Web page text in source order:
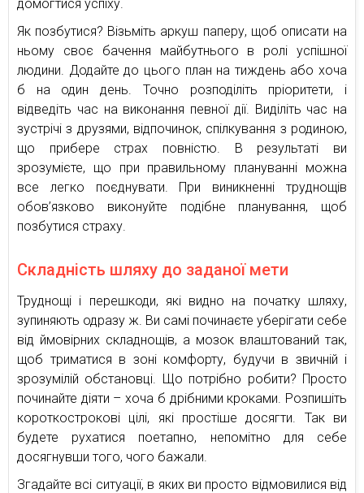
домогтися успіху.
Як позбутися? Візьміть аркуш паперу, щоб описати на
ньому своє бачення майбутнього в ролі успішної
людини. Додайте до цього план на тиждень або хоча
б на один день. Точно розподіліть пріоритети, і
відведіть час на виконання певної дії. Виділіть час на
зустрічі з друзями, відпочинок, спілкування з родиною,
що прибере страх повністю. В результаті ви
зрозумієте, що при правильному плануванні можна
все легко поєднувати. При виникненні труднощів
обов’язково виконуйте подібне планування, щоб
позбутися страху.
Складність шляху до заданої мети
Труднощі і перешкоди, які видно на початку шляху,
зупиняють одразу ж. Ви самі починаєте уберігати себе
від ймовірних складнощів, а мозок влаштований так,
щоб триматися в зоні комфорту, будучи в звичній і
зрозумілій обстановці. Що потрібно робити? Просто
починайте діяти – хоча б дрібними кроками. Розпишіть
короткострокові цілі, які простіше досягти. Так ви
будете рухатися поетапно, непомітно для себе
досягнувши того, чого бажали.
Згадайте всі ситуації, в яких ви просто відмовилися від